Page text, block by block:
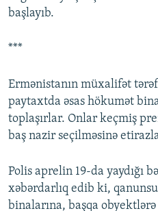
başlayıb.
***
Ermənistanın müxalifət
paytaxtda əsas hökumət
toplaşırlar. Onlar keçmiş
baş nazir seçilməsinə
Polis aprelin 19-da yaydığı
xəbərdarlıq edib ki,
binalarına, başqa